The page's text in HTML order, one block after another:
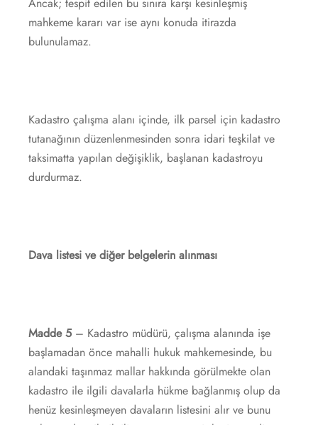
mahkeme kararı var ise aynı konuda itirazda
bulunulamaz.
Kadastro çalışma alanı içinde, ilk parsel için kadastro
tutanağının düzenlenmesinden sonra idari teşkilat ve
taksimatta yapılan değişiklik, başlanan kadastroyu
durdurmaz.
Dava listesi ve diğer belgelerin alınması
Madde 5 – Kadastro müdürü, çalışma alanında işe
başlamadan önce mahalli hukuk mahkemesinde, bu
alandaki taşınmaz mallar hakkında görülmekte olan
kadastro ile ilgili davalarla hükme bağlanmış olup da
henüz kesinleşmeyen davaların listesini alır ve bunu